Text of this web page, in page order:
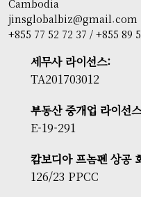
Cambodia
jinsglobalbiz@gmail.com
+855 77 52 72 37 / +855 89
세무사 라이선스:
TA201703012
부동산 중개업 라이선
E-19-291
캄보디아 프놈펜 상공
126/23 PPCC